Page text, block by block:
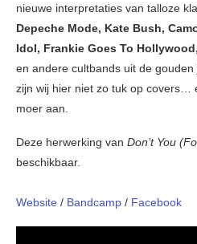
nieuwe interpretaties van talloze
Depeche Mode, Kate Bush,
Idol, Frankie Goes To
en andere cultbands uit de
zijn wij hier niet zo tuk op covers…
moer aan.
Deze herwerking van Don’t You
beschikbaar.
Website / Bandcamp / Facebook